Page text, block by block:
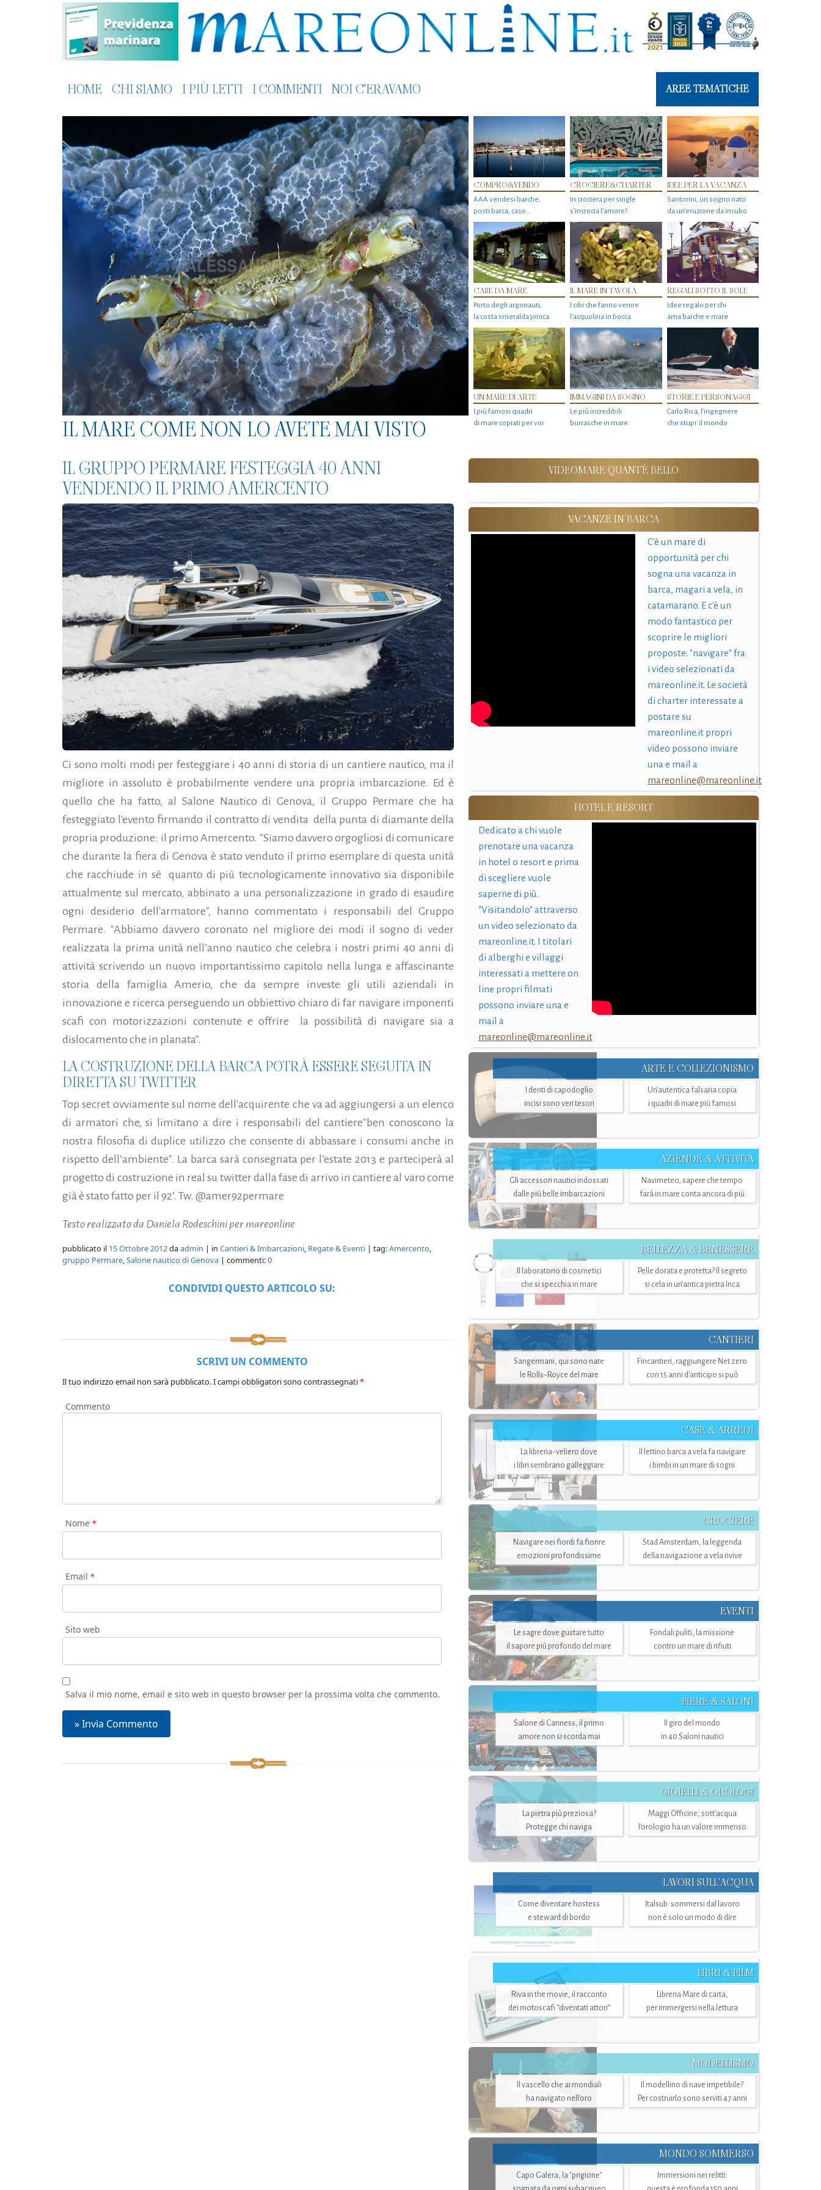
HOME CHI SIAMO I PIÙ LETTI I COMMENTI NOI C'ERAVAMO AREE TEMATICHE
IL MARE COME NON LO AVETE MAI VISTO
COMPRO&VENDO
AAA vendesi barche,
posti barca, case…
CROCIERE&CHARTER
In crociera per single
s'incrocia l’amore?
IDEE PER LA VACANZA
Santorini, un sogno nato
da un’eruzione da incubo
CASE DA MARE
Porto degli argonauti,
la costa smeralda jonica
IL MARE IN TAVOLA
I cibi che fanno venire
l’acquolina in bocca
REGALI SOTTO IL SOLE
Idee regalo per chi
ama barche e mare
UN MARE DI ARTE
I più famosi quadri
di mare copiati per voi
IMMAGINI DA SOGNO
Le più incredibili
burrasche in mare
STORIE E PERSONAGGI
Carlo Riva, l’ingegnere
che stupi' il mondo
IL GRUPPO PERMARE FESTEGGIA 40 ANNI
VENDENDO IL PRIMO AMERCENTO
Ci sono molti modi per festeggiare i 40 anni di storia di un cantiere nautico, ma il
migliore in assoluto è probabilmente vendere una propria imbarcazione. Ed è
quello che ha fatto, al Salone Nautico di Genova, il Gruppo Permare che ha
festeggiato l'evento firmando il contratto di vendita della punta di diamante della
propria produzione: il primo Amercento. "Siamo davvero orgogliosi di comunicare
che durante la fiera di Genova è stato venduto il primo esemplare di questa unità
che racchiude in sè quanto di più tecnologicamente innovativo sia disponibile
attualmente sul mercato, abbinato a una personalizzazione in grado di esaudire
ogni desiderio dell'armatore", hanno commentato i responsabili del Gruppo
Permare. "Abbiamo davvero coronato nel migliore dei modi il sogno di veder
realizzata la prima unità nell’anno nautico che celebra i nostri primi 40 anni di
attività scrivendo un nuovo importantissimo capitolo nella lunga e affascinante
storia della famiglia Amerio, che da sempre investe gli utili aziendali in
innovazione e ricerca perseguendo un obbiettivo chiaro di far navigare imponenti
scafi con motorizzazioni contenute e offrire la possibilità di navigare sia a
dislocamento che in planata".
LA COSTRUZIONE DELLA BARCA POTRÀ ESSERE SEGUITA IN
DIRETTA SU TWITTER
Top secret ovviamente sul nome dell'acquirente che va ad aggiungersi a un elenco
di armatori che, si limitano a dire i responsabili del cantiere"ben conoscono la
nostra filosofia di duplice utilizzo che consente di abbassare i consumi anche in
rispetto dell’ambiente". La barca sarà consegnata per l’estate 2013 e parteciperà al
progetto di costruzione in real su twitter dalla fase di arrivo in cantiere al varo come
già è stato fatto per il 92’. Tw. @amer92permare
Testo realizzato da Daniela Rodeschini per mareonline
pubblicato il 15 Ottobre 2012daadmin | in Cantieri & Imbarcazioni, Regate & Eventi | tag:Amercento,
gruppo Permare,Salone nautico di Genova | commenti:0
CONDIVIDI QUESTO ARTICOLO SU:
SCRIVI UN COMMENTO
Il tuo indirizzo email non sarà pubblicato.I campi obbligatori sono contrassegnati*
Commento
Nome *
Email *
Sito web
Salva il mio nome, email e sito web in questo browser per la prossima volta che commento.
VIDEOMARE QUANT'È BELLO
VACANZE IN BARCA
C'è un mare di
opportunità per chi
sogna una vacanza in
barca, magari a vela, in
catamarano. E c'è un
modo fantastico per
scoprire le migliori
proposte: "navigare" fra
i video selezionati da
mareonline.it. Le società
di charter interessate a
postare su
mareonline.it propri
video possono inviare
una e mail a
mareonline@mareonline.it
HOTEL E RESORT
Dedicato a chi vuole
prenotare una vacanza
in hotel o resort e prima
di scegliere vuole
saperne di più.
"Visitandolo" attraverso
un video selezionato da
mareonline.it. I titolari
di alberghi e villaggi
interessati a mettere on
line propri filmati
possono inviare una e
mail a
mareonline@mareonline.it
ARTE E COLLEZIONISMO
I denti di capodoglio
incisi sono veri tesori
Un’autentica falsaria copia
i quadri di mare più famosi
AZIENDE & ATTIVITÀ
Gli accessori nautici indossati
dalle più belle imbarcazioni
Navimeteo, sapere che tempo
farà in mare conta ancora di più
BELLEZZA & BENESSERE
Il laboratorio di cosmetici
che si specchia in mare
Pelle dorata e protetta? Il segreto
si cela in un’antica pietra Inca
CANTIERI
Sangermani, qui sono nate
le Rolls-Royce del mare
Fincantieri, raggiungere Net zero
con 15 anni d'anticipo si può
CASE & ARREDI
La libreria-veliero dove
i libri sembrano galleggiare
Il lettino barca a vela fa navigare
i bimbi in un mare di sogni
CROCIERE
Navigare nei fiordi fa fiorire
emozioni profondissime
Stad Amsterdam, la leggenda
della navigazione a vela rivive
EVENTI
Le sagre dove gustare tutto
il sapore più profondo del mare
Fondali puliti, la missione
contro un mare di rifiuti
FIERE & SALONI
Salone di Canness, il primo
amore non si scorda mai
Il giro del mondo
in 40 Saloni nautici
GIOIELLI & OROLOGI
La pietra più preziosa?
Protegge chi naviga
Maggi Officine, sott’acqua
l'orologio ha un valore immenso
LAVORI SULL’ACQUA
Come diventare hostess
e steward di bordo
Italsub: sommersi dal lavoro
non è solo un modo di dire
LIBRI & FILM
Riva in the movie, il racconto
dei motoscafi “diventati attori”
Libreria Mare di carta,
per immergersi nella lettura
MODELLISMO
Il vascello che ai mondiali
ha navigato nell’oro
Il modellino di nave irripetibile?
Per costruirlo sono serviti 47 anni
MONDO SOMMERSO
Capo Galera, la "prigione"
Immersioni nei relitti: